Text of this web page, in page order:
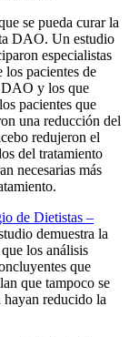
se pueda curar la
DAO. Un estudio
especialistas
los pacientes de
DAO y los que
pacientes que
una reducción del
redujeron el
del tratamiento
necesarias más
de Dietistas –
demuestra la
los análisis
que
que tampoco se
hayan reducido la